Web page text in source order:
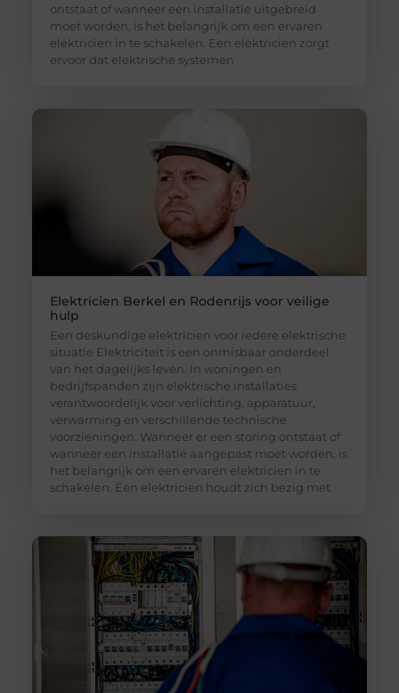
ontstaat of wanneer een installatie uitgebreid
moet worden, is het belangrijk om een ervaren
elektricien in te schakelen. Een elektricien zorgt
ervoor dat elektrische systemen
Elektricien Berkel en Rodenrijs voor veilige
hulp
Een deskundige elektricien voor iedere elektrische
situatie Elektriciteit is een onmisbaar onderdeel
van het dagelijks leven. In woningen en
bedrijfspanden zijn elektrische installaties
verantwoordelijk voor verlichting, apparatuur,
verwarming en verschillende technische
voorzieningen. Wanneer er een storing ontstaat of
wanneer een installatie aangepast moet worden, is
het belangrijk om een ervaren elektricien in te
schakelen. Een elektricien houdt zich bezig met